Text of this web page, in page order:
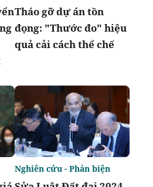
Tháo gỡ dự án tồn
đọng: "Thước đo" hiệu
quả cải cách thể chế
Nghiên cứu - Phản biện